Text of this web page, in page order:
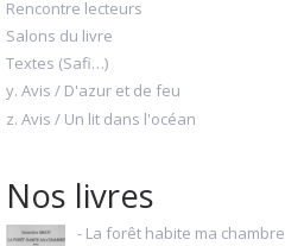
Rencontre lecteurs
Salons du livre
Textes (Safi…)
y. Avis / D'azur et de feu
z. Avis / Un lit dans l'océan
Nos livres
- La forêt habite ma chambre